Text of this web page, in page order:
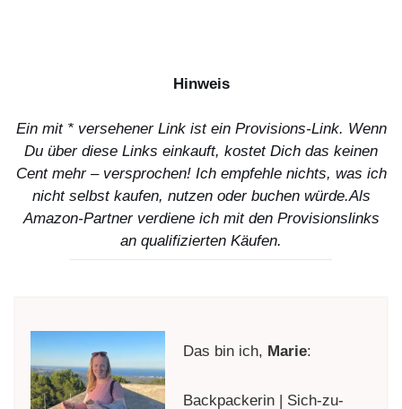
Hinweis
Ein mit * versehener Link ist ein Provisions-Link. Wenn
Du über diese Links einkauft, kostet Dich das keinen
Cent mehr – versprochen! Ich empfehle nichts, was ich
nicht selbst kaufen, nutzen oder buchen würde.Als
Amazon-Partner verdiene ich mit den Provisionslinks
an qualifizierten Käufen.
Das bin ich, Marie:
Backpackerin | Sich-zu-